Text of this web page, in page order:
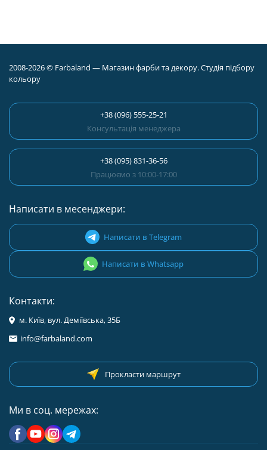
2008-2026 © Farbaland — Магазин фарби та декору. Студія підбору
кольору
+38 (096) 555-25-21
Консультація менеджера
+38 (095) 831-36-56
Працюємо з 10:00-17:00
Написати в месенджери:
Написати в Telegram
Написати в Whatsapp
Контакти:
м. Київ, вул. Деміївська, 35Б
info@farbaland.com
Прокласти маршрут
Ми в соц. мережах: